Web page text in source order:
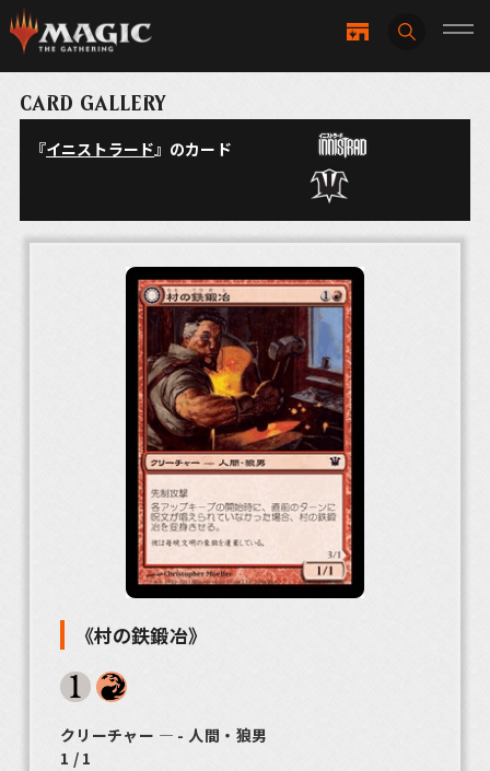
CARD GALLERY
『イニストラード』のカード
《村の鉄鍛冶》
クリーチャー ― - 人間・狼男
1 / 1